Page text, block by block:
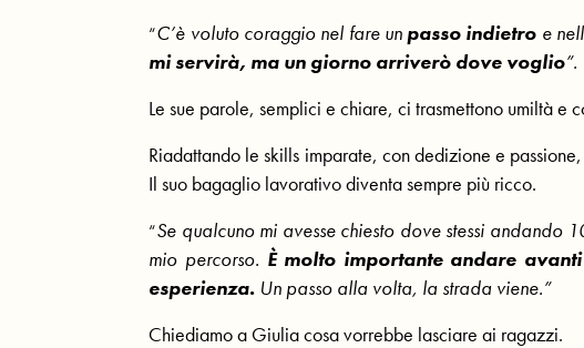
“C’è voluto coraggio nel fare un passo indietro e
mi servirà, ma un giorno arriverò dove voglio”.
Le sue parole, semplici e chiare, ci trasmettono umiltà e
Riadattando le skills imparate, con dedizione e
Il suo bagaglio lavorativo diventa sempre più ricco.
“Se qualcuno mi avesse chiesto dove stessi
mio percorso. È molto importante andare
esperienza. Un passo alla volta, la strada viene.”
Chiediamo a Giulia cosa vorrebbe lasciare ai ragazzi.